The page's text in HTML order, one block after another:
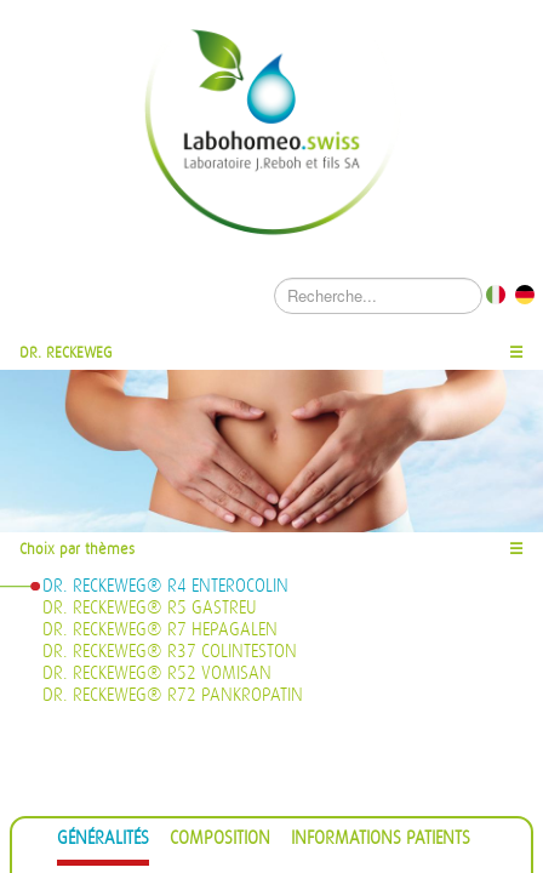
DR. RECKEWEG ☰
Choix par thèmes ☰
DR. RECKEWEG® R4 ENTEROCOLIN
DR. RECKEWEG® R5 GASTREU
DR. RECKEWEG® R7 HEPAGALEN
DR. RECKEWEG® R37 COLINTESTON
DR. RECKEWEG® R52 VOMISAN
DR. RECKEWEG® R72 PANKROPATIN
GÉNÉRALITÉS COMPOSITION INFORMATIONS PATIENTS